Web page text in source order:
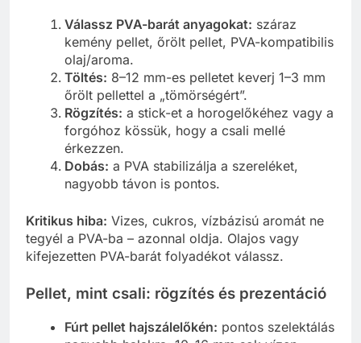
Válassz PVA-barát anyagokat: száraz
kemény pellet, őrölt pellet, PVA-kompatibilis
olaj/aroma.
Töltés: 8–12 mm-es pelletet keverj 1–3 mm
őrölt pellettel a „tömörségért”.
Rögzítés: a stick-et a horogelőkéhez vagy a
forgóhoz kössük, hogy a csali mellé
érkezzen.
Dobás: a PVA stabilizálja a szereléket,
nagyobb távon is pontos.
Kritikus hiba: Vizes, cukros, vízbázisú aromát ne
tegyél a PVA-ba – azonnal oldja. Olajos vagy
kifejezetten PVA-barát folyadékot válassz.
Pellet, mint csali: rögzítés és prezentáció
Fúrt pellet hajszálelőkén: pontos szelektálás